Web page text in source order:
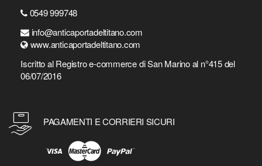
0549 999748
info@anticaportadeltitano.com
www.anticaportadeltitano.com
Iscritto al Registro e-commerce di San Marino al n°415 del
06/07/2016
PAGAMENTI E CORRIERI SICURI